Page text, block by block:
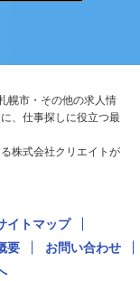
幌市・その他の求人情
、仕事探しに役立つ最
株式会社クリエイトが
イトマップ
要
お問い合わせ